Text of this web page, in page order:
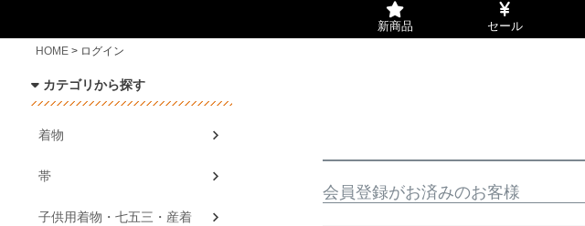
新商品 セール
HOME ログイン
会員登録がお済みのお客様
カテゴリから探す
着物
帯
子供用着物・七五三・産着